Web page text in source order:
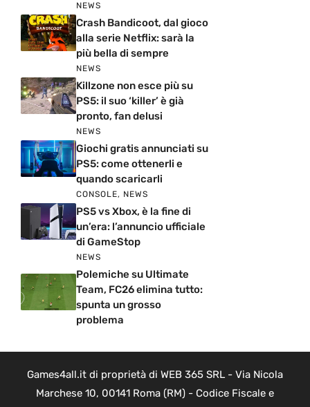
NEWS
Crash Bandicoot, dal gioco
alla serie Netflix: sarà la
più bella di sempre
NEWS
Killzone non esce più su
PS5: il suo ‘killer’ è già
pronto, fan delusi
NEWS
Giochi gratis annunciati su
PS5: come ottenerli e
quando scaricarli
CONSOLE, NEWS
PS5 vs Xbox, è la fine di
un’era: l’annuncio ufficiale
di GameStop
NEWS
Polemiche su Ultimate
Team, FC26 elimina tutto:
spunta un grosso
problema
Games4all.it di proprietà di WEB 365 SRL - Via Nicola
Marchese 10, 00141 Roma (RM) - Codice Fiscale e